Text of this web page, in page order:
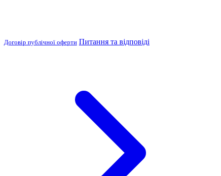
Договір публічної оферти Питання та відповіді